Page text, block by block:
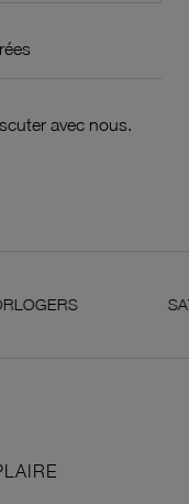
avec nous.
SATISFAIT